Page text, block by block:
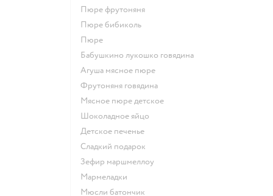
пюре фрутоняня
пюре бибиколь
пюре
бабушкино лукошко говядина
агуша мясное пюре
фрутоняня говядина
мясное пюре детское
шоколадное яйцо
детское печенье
сладкий подарок
зефир маршмеллоу
мармеладки
мюсли батончик